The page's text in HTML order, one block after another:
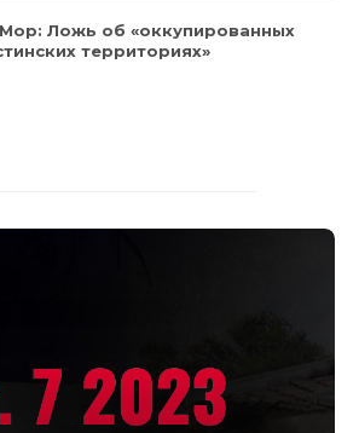
Ложь об «оккупированных
территориях»